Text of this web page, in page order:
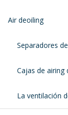
Air deoiling
Separadores
Cajas de airing
La ventilación